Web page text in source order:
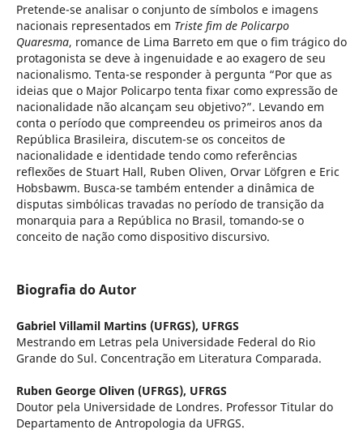
Pretende-se analisar o conjunto de símbolos e imagens
nacionais representados em Triste fim de Policarpo
Quaresma, romance de Lima Barreto em que o fim trágico do
protagonista se deve à ingenuidade e ao exagero de seu
nacionalismo. Tenta-se responder à pergunta “Por que as
ideias que o Major Policarpo tenta fixar como expressão de
nacionalidade não alcançam seu objetivo?”. Levando em
conta o período que compreendeu os primeiros anos da
República Brasileira, discutem-se os conceitos de
nacionalidade e identidade tendo como referências
reflexões de Stuart Hall, Ruben Oliven, Orvar Löfgren e Eric
Hobsbawm. Busca-se também entender a dinâmica de
disputas simbólicas travadas no período de transição da
monarquia para a República no Brasil, tomando-se o
conceito de nação como dispositivo discursivo.
Biografia do Autor
Gabriel Villamil Martins (UFRGS), UFRGS
Mestrando em Letras pela Universidade Federal do Rio
Grande do Sul. Concentração em Literatura Comparada.
Ruben George Oliven (UFRGS), UFRGS
Doutor pela Universidade de Londres. Professor Titular do
Departamento de Antropologia da UFRGS.